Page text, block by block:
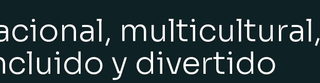
multicultural,
y divertido